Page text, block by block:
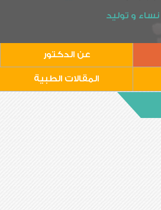
نساء و توليد
عن الدكتور
المقالات الطبية